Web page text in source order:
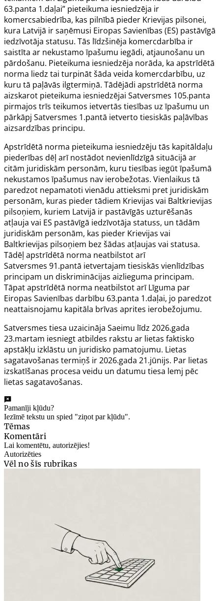
63.panta 1.daļai” pieteikuma iesniedzēja ir
komercsabiedrība, kas pilnībā pieder Krievijas pilsonei,
kura Latvijā ir saņēmusi Eiropas Savienības (ES) pastāvīgā
iedzīvotāja statusu. Tās līdzšinēja komercdarbība ir
saistīta ar nekustamo īpašumu iegādi, atjaunošanu un
pārdošanu. Pieteikuma iesniedzēja norāda, ka apstrīdētā
norma liedz tai turpināt šāda veida komercdarbību, uz
kuru tā paļāvās ilgtermiņā. Tādējādi apstrīdētā norma
aizskarot pieteikuma iesniedzējai Satversmes 105.panta
pirmajos trīs teikumos ietvertās tiesības uz īpašumu un
pārkāpj Satversmes 1.pantā ietverto tiesiskās paļāvības
aizsardzības principu.
Apstrīdētā norma pieteikuma iesniedzēju tās kapitāldaļu
piederības dēļ arī nostādot nevienlīdzīgā situācijā ar
citām juridiskām personām, kuru tiesības iegūt īpašumā
nekustamos īpašumus nav ierobežotas. Vienlaikus tā
paredzot nepamatoti vienādu attieksmi pret juridiskām
personām, kuras pieder tādiem Krievijas vai Baltkrievijas
pilsoņiem, kuriem Latvijā ir pastāvīgās uzturēšanās
atļauja vai ES pastāvīgā iedzīvotāja statuss, un tādām
juridiskām personām, kas pieder Krievijas vai
Baltkrievijas pilsoņiem bez šādas atļaujas vai statusa.
Tādēļ apstrīdētā norma neatbilstot arī
Satversmes 91.pantā ietvertajam tiesiskās vienlīdzības
principam un diskriminācijas aizlieguma principam.
Tāpat apstrīdētā norma neatbilstot arīLīguma par
Eiropas Savienības darbību 63.panta 1.daļai, jo paredzot
neattaisnojamu kapitāla brīvas aprites ierobežojumu.
Satversmes tiesa uzaicināja Saeimu līdz 2026.gada
23.martam iesniegt atbildes rakstu ar lietas faktisko
apstākļu izklāstu un juridisko pamatojumu. Lietas
sagatavošanas termiņš ir 2026.gada 21.jūnijs. Par lietas
izskatīšanas procesa veidu un datumu tiesa lemj pēc
lietas sagatavošanas.
Pamanīji kļūdu?
Iezīmē tekstu un spied "ziņot par kļūdu".
Tēmas
Komentāri
Lai komentētu, autorizējies!
Autorizēties
Vēl no šīs rubrikas